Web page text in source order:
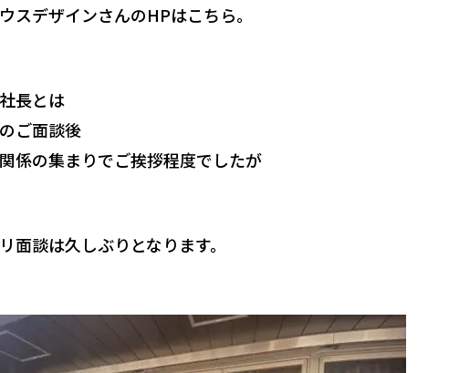
スデザインさんのHPはこちら。
長とは
ご面談後
係の集まりでご挨拶程度でしたが
面談は久しぶりとなります。